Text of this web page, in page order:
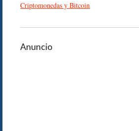
Criptomonedas y Bitcoin
Anuncio